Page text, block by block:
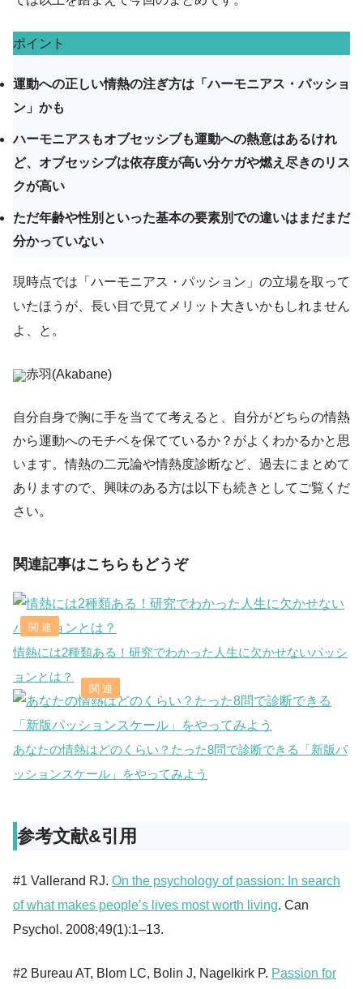
ポイント
運動への正しい情熱の注ぎ方は「ハーモニアス・パッショ
ン」かも
ハーモニアスもオブセッシブも運動への熱意はあるけれ
ど、オブセッシブは依存度が高い分ケガや燃え尽きのリス
クが高い
ただ年齢や性別といった基本の要素別での違いはまだまだ
分かっていない
現時点では「ハーモニアス・パッション」の立場を取って
いたほうが、長い目で見てメリット大きいかもしれません
よ、と。
赤羽(Akabane)
自分自身で胸に手を当てて考えると、自分がどちらの情熱
から運動へのモチベを保てているか？がよくわかるかと思
います。情熱の二元論や情熱度診断など、過去にまとめて
ありますので、興味のある方は以下も続きとしてご覧くだ
さい。
関連記事はこちらもどうぞ
情熱には2種類ある！研究でわかった人生に欠かせないパッシ
ョンとは？
あなたの情熱はどのくらい？たった8問で診断できる「新版パ
ッションスケール」をやってみよう
参考文献&引用
#1 Vallerand RJ. On the psychology of passion: In search
of what makes people’s lives most worth living. Can
Psychol. 2008;49(1):1–13.
#2 Bureau AT, Blom LC, Bolin J, Nagelkirk P. Passion for